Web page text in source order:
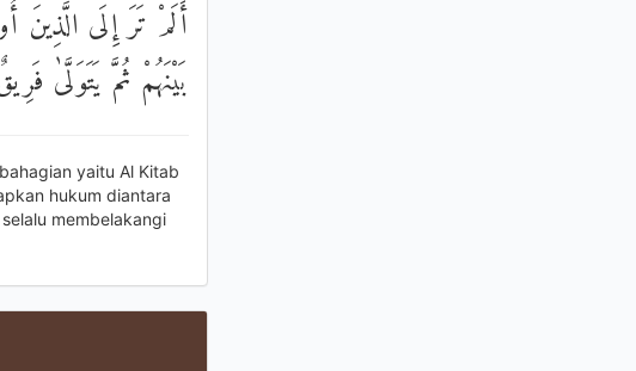
أَلَمْ تَرَ إِلَى الَّذِينَ
بَيْنَهُمْ ثُمَّ يَتَوَلَّىٰ
yaitu Al Kitab
hukum diantara
membelakangi